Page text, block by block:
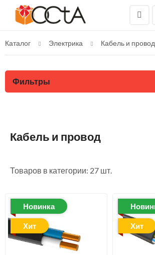
Каталог Электрика Кабель и провод
Фильтры
Кабель и провод
Товаров в категории: 27 шт.
Новинка
Хит Хит